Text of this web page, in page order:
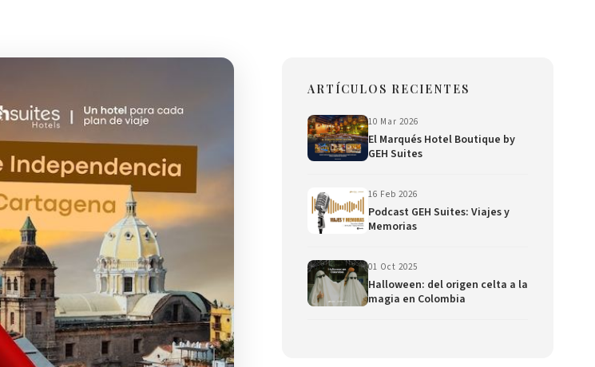
ARTÍCULOS RECIENTES
10 Mar 2026
El Marqués Hotel Boutique by
GEH Suites
16 Feb 2026
Podcast GEH Suites: Viajes y
Memorias
01 Oct 2025
Halloween: del origen celta a la
magia en Colombia